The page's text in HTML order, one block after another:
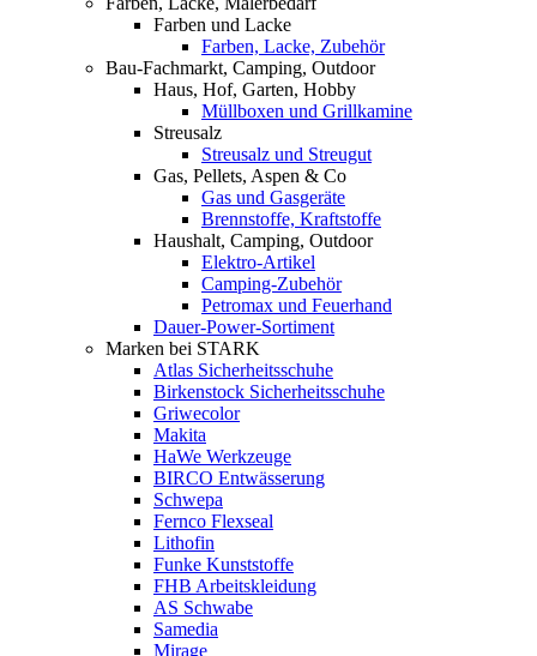
Farben und Lacke
Farben, Lacke, Zubehör
Bau-Fachmarkt, Camping, Outdoor
Haus, Hof, Garten, Hobby
Müllboxen und Grillkamine
Streusalz
Streusalz und Streugut
Gas, Pellets, Aspen & Co
Gas und Gasgeräte
Brennstoffe, Kraftstoffe
Haushalt, Camping, Outdoor
Elektro-Artikel
Camping-Zubehör
Petromax und Feuerhand
Dauer-Power-Sortiment
Marken bei STARK
Atlas Sicherheitsschuhe
Birkenstock Sicherheitsschuhe
Griwecolor
Makita
HaWe Werkzeuge
BIRCO Entwässerung
Schwepa
Fernco Flexseal
Lithofin
Funke Kunststoffe
FHB Arbeitskleidung
AS Schwabe
Samedia
Mirage